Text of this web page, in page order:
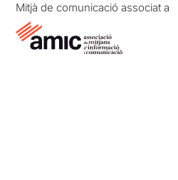
Mitjà de comunicació associat a